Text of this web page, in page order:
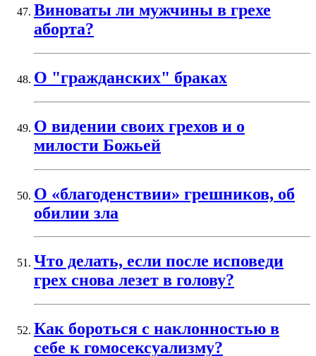
Виноваты ли мужчины в грехе
аборта?
О "гражданских" браках
О видении своих грехов и о
милости Божьей
О «благоденствии» грешников, об
обилии зла
Что делать, если после исповеди
грех снова лезет в голову?
Как бороться с наклонностью в
себе к гомосексуализму?